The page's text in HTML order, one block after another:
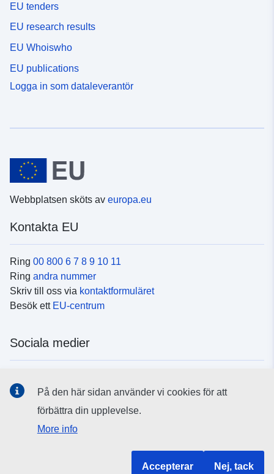
EU tenders
EU research results
EU Whoiswho
EU publications
Logga in som dataleverantör
Webbplatsen sköts av europa.eu
Kontakta EU
Ring 00 800 6 7 8 9 10 11
Ring andra nummer
Skriv till oss via kontaktformuläret
Besök ett EU-centrum
Sociala medier
EU:s institutioner och organ
På den här sidan använder vi cookies för att
förbättra din upplevelse.
More info
Accepterar Nej, tack